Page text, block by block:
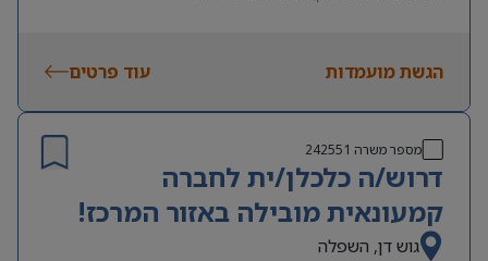
הגשת מועמדות עוד פרטים
מספר משרה 242551
דרוש/ה כלכלן/ית לחברה
קמעונאית מובילה באזור המרכז!
גוש דן, השפלה